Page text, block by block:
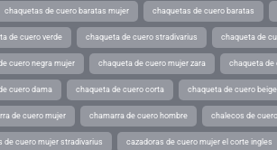
chaquetas de cuero baratas mujer chaquetas de cuero baratas
de cuero verde chaqueta de cuero stradivarius chaqueta de
cuero negra mujer chaqueta de cuero mujer zara chaqueta de
cuero dama chaqueta de cuero corta chaqueta de cuero beige
de cuero mujer chamarra de cuero hombre chalecos de cuero
de cuero mujer stradivarius cazadoras de cuero mujer el corte ingles